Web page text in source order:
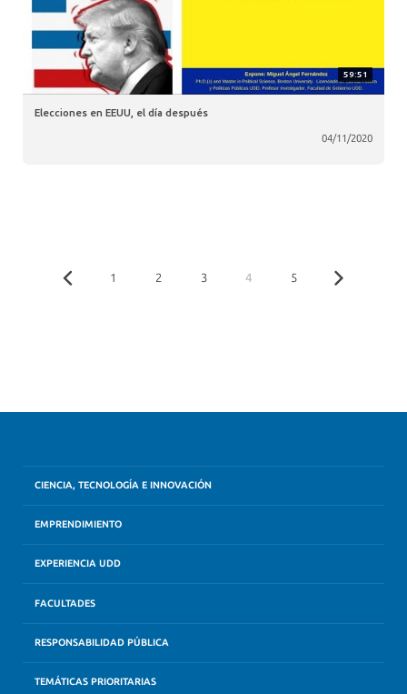
59:51
Elecciones en EEUU, el día después
04/11/2020
1 2 3 4 5
CIENCIA, TECNOLOGÍA E INNOVACIÓN
EMPRENDIMIENTO
EXPERIENCIA UDD
FACULTADES
RESPONSABILIDAD PÚBLICA
TEMÁTICAS PRIORITARIAS